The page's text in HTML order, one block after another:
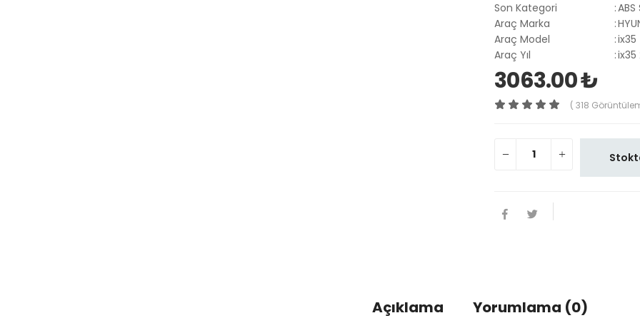
Son Kategori
:ABS
Araç Marka
:
Araç Model
:ix35
Araç Yıl
:ix35
3063.00 ₺
( 318
Açıklama Yorumlama (0)